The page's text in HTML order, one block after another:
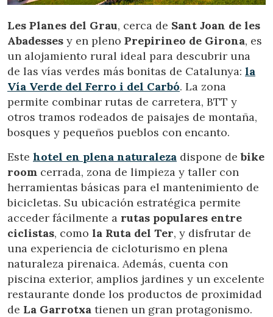
Les Planes del Grau, cerca de Sant Joan de les
Abadesses y en pleno Prepirineo de Girona, es
un alojamiento rural ideal para descubrir una
de las vías verdes más bonitas de Catalunya: la
Vía Verde del Ferro i del Carbó. La zona
permite combinar rutas de carretera, BTT y
otros tramos rodeados de paisajes de montaña,
bosques y pequeños pueblos con encanto.
Este hotel en plena naturaleza dispone debike
room cerrada, zona de limpieza y taller con
herramientas básicas para el mantenimiento de
bicicletas. Su ubicación estratégica permite
acceder fácilmente a rutas populares entre
ciclistas, como la Ruta del Ter, y disfrutar de
una experiencia de cicloturismo en plena
naturaleza pirenaica. Además, cuenta con
piscina exterior, amplios jardines y un excelente
restaurante donde los productos de proximidad
de La Garrotxa tienen un gran protagonismo.